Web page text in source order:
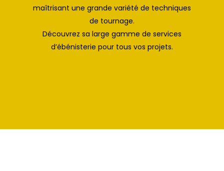
maîtrisant une grande variété de techniques
de tournage.
Découvrez sa large gamme de services
d’ébénisterie pour tous vos projets.